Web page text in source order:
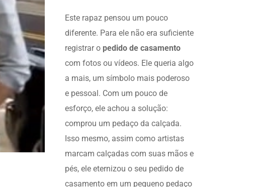
Este rapaz pensou um pouco
diferente. Para ele não era suficiente
registrar o pedido de casamento
com fotos ou vídeos. Ele queria algo
a mais, um símbolo mais poderoso
e pessoal. Com um pouco de
esforço, ele achou a solução:
comprou um pedaço da calçada.
Isso mesmo, assim como artistas
marcam calçadas com suas mãos e
pés, ele eternizou o seu pedido de
casamento em um pequeno pedaço